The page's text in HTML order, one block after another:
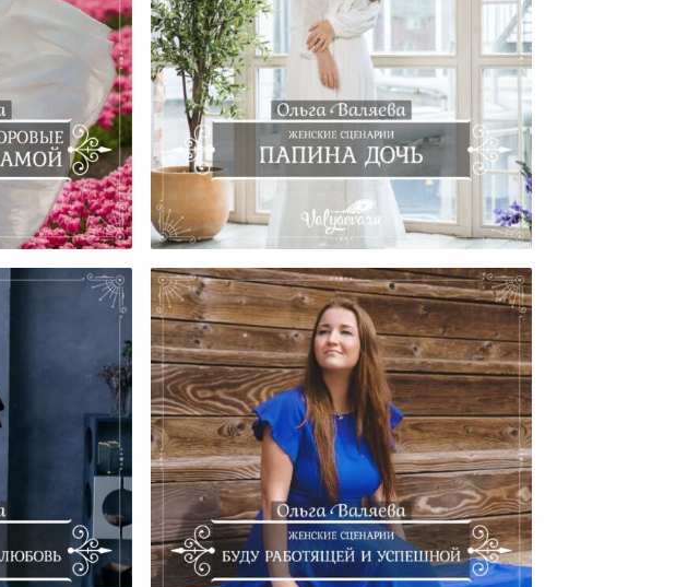
Женские Сценарии. Папина
Дочь